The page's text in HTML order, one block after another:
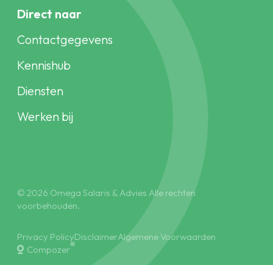
Direct naar
Contactgegevens
Kennishub
Diensten
Werken bij
© 2026 Omega Salaris & Advies Alle rechten
voorbehouden.
Privacy PolicyDisclaimerAlgemene Voorwaarden
Compozer®